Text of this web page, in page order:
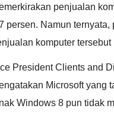
penjualan
persen. Namun
komputer
President Clients and
Microsoft yang
Windows 8 pun tidak